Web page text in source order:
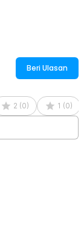
Beri Ulasan
2 (0) 1 (0)